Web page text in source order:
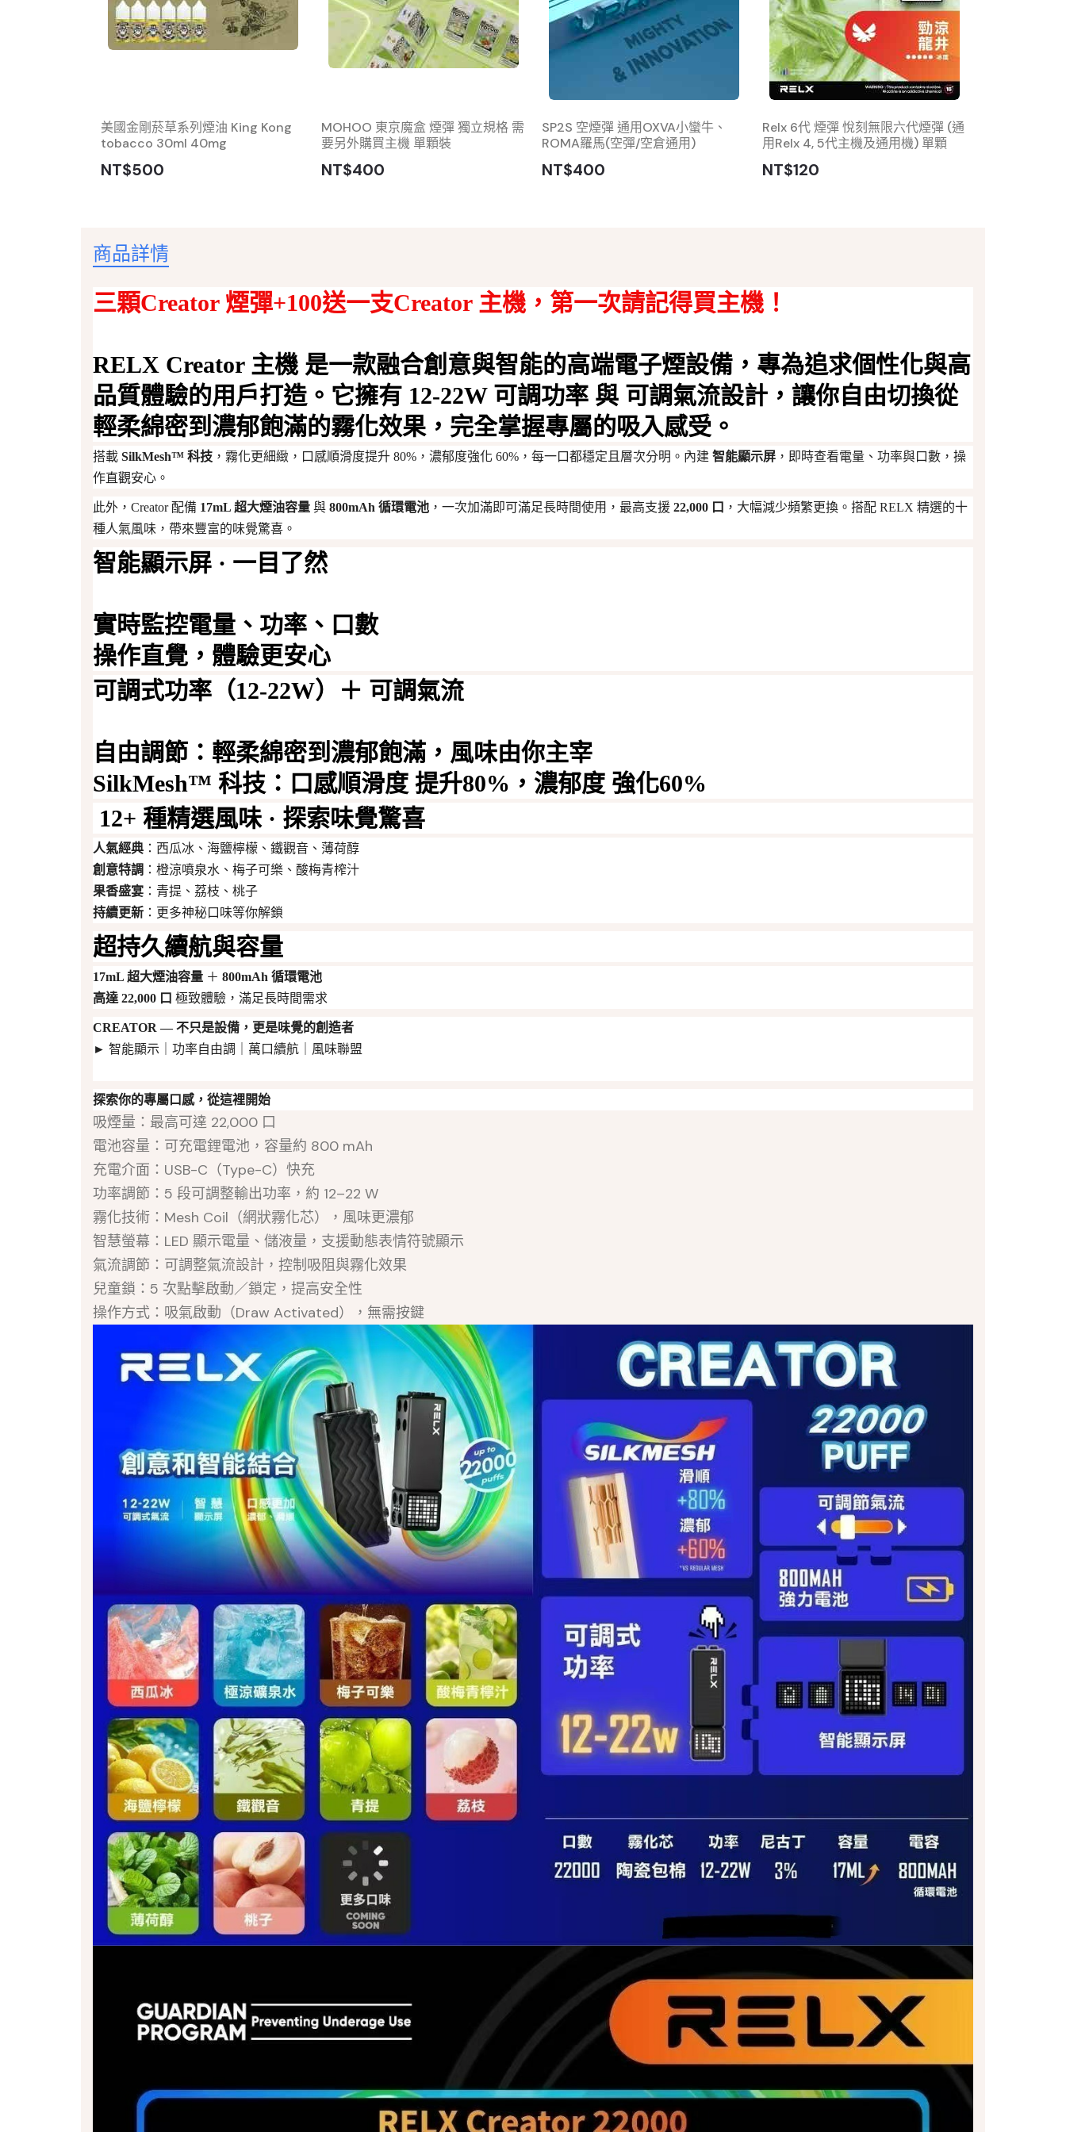
美國金剛菸草系列煙油 King Kong
tobacco 30ml 40mg
NT$500
MOHOO 東京魔盒 煙彈 獨立規格 需
要另外購買主機 單顆裝
NT$400
SP2S 空煙彈 通用OXVA小蠻牛、
ROMA羅馬(空彈/空倉通用)
NT$400
Relx 6代 煙彈 悅刻無限六代煙彈 (通
用Relx 4, 5代主機及通用機) 單顆
NT$120
商品詳情
三顆Creator 煙彈+100送一支Creator 主機， 第一次請記得買主機！
RELX Creator 主機是一款融合創意與智能的高端電子煙設備，專為追求個性化與高
品質體驗的用戶打造。它擁有 12-22W 可調功率 與 可調氣流設計 ，讓你自由切換從
輕柔綿密到濃郁飽滿的霧化效果，完全掌握專屬的吸入感受。
搭載 SilkMesh™ 科技 ，霧化更細緻，口感順滑度提升 80%，濃郁度強化 60%，每一口都穩定且層次分明。內建 智能顯示屏 ，即時查看電量、功率與口數，操
作直觀安心。
此外，Creator 配備 17mL 超大煙油容量 與 800mAh 循環電池 ，一次加滿即可滿足長時間使用，最高支援 22,000 口 ，大幅減少頻繁更換。搭配 RELX 精選的十
種人氣風味，帶來豐富的味覺驚喜。
智能顯示屏 · 一目了然
實時監控電量、功率、口數
操作直覺，體驗更安心
可調式功率（12-22W）＋ 可調氣流
自由調節 ：輕柔綿密到濃郁飽滿，風味由你主宰
SilkMesh™ 科技 ：口感順滑度 提升80% ，濃郁度 強化60%
12+ 種精選風味 · 探索味覺驚喜
人氣經典 ：西瓜冰、海鹽檸檬、鐵觀音、薄荷醇
創意特調 ：橙涼噴泉水、梅子可樂、酸梅青榨汁
果香盛宴 ：青提、荔枝、桃子
持續更新 ：更多神秘口味等你解鎖
超持久續航與容量
17mL 超大煙油容量 ＋ 800mAh 循環電池
高達 22,000 口 極致體驗，滿足長時間需求
CREATOR — 不只是設備，更是味覺的創造者
► 智能顯示｜功率自由調｜萬口續航｜風味聯盟
探索你的專屬口感，從這裡開始
吸煙量：最高可達 22,000 口
電池容量：可充電鋰電池，容量約 800 mAh
充電介面：USB-C（Type-C）快充
功率調節：5 段可調整輸出功率，約 12–22 W
霧化技術：Mesh Coil（網狀霧化芯），風味更濃郁
智慧螢幕：LED 顯示電量、儲液量，支援動態表情符號顯示
氣流調節：可調整氣流設計，控制吸阻與霧化效果
兒童鎖：5 次點擊啟動／鎖定，提高安全性
操作方式：吸氣啟動（Draw Activated），無需按鍵